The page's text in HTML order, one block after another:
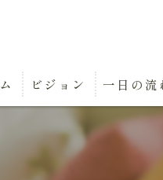
ビジョン 一日の流